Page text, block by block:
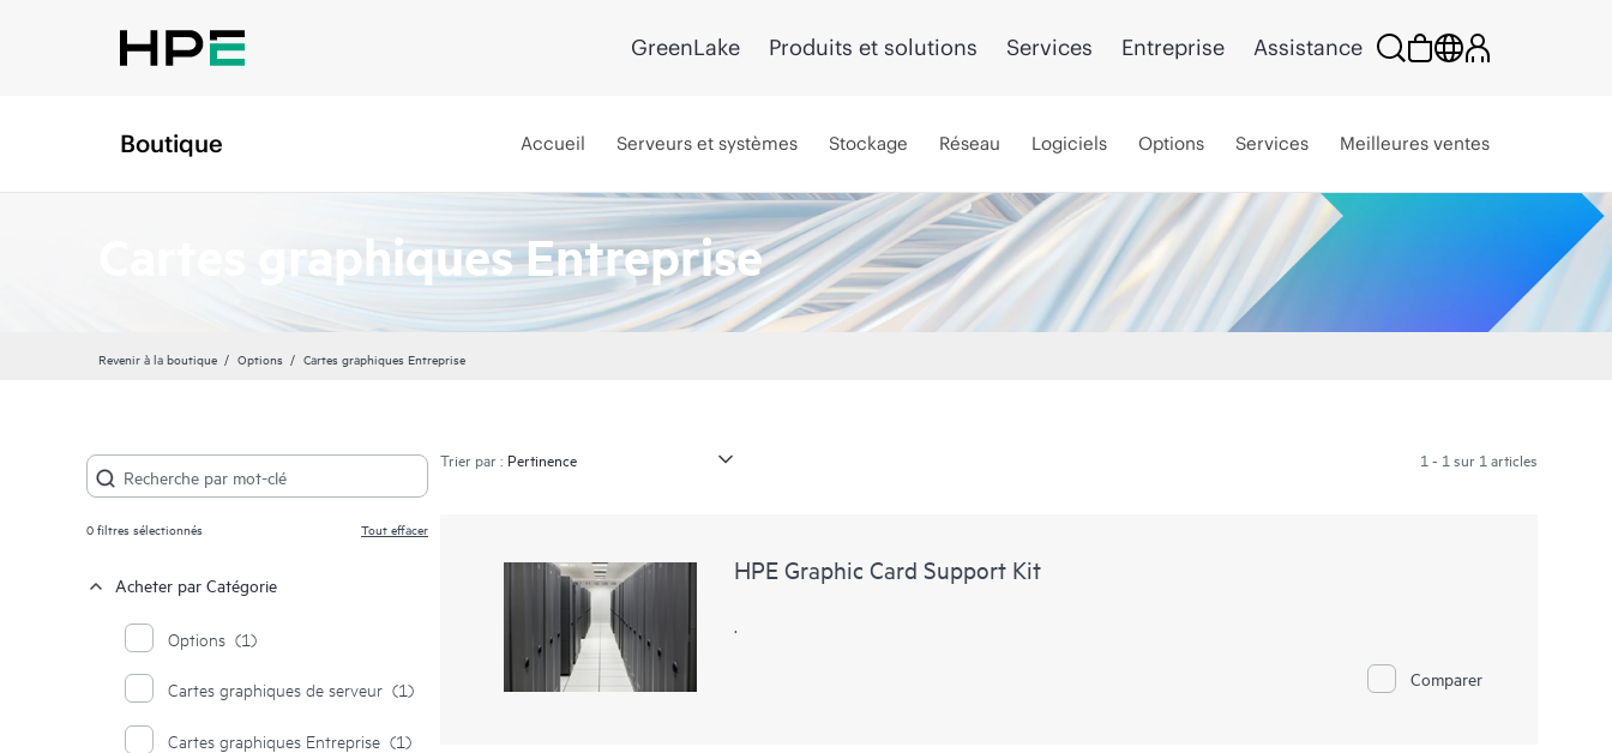
GreenLake Produits et solutions Services Entreprise Assistance
Boutique Accueil Serveurs et systèmes Stockage Réseau Logiciels Options Services Meilleures ventes
Cartes graphiques Entreprise
Revenir à la boutique Options Cartes graphiques Entreprise
0filtres sélectionnés Tout effacer
Acheter par Catégorie
Options (1)
Cartes graphiques de serveur (1)
Cartes graphiques Entreprise (1)
Trier par : 1 - 1 sur 1 articles
HPE Graphic Card Support Kit
.
Comparer